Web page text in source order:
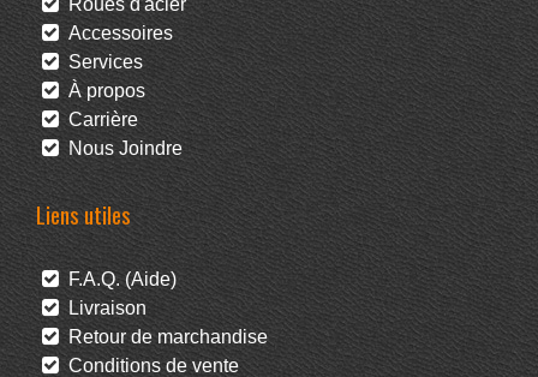
Roues d'acier
Accessoires
Services
À propos
Carrière
Nous Joindre
Liens utiles
F.A.Q. (Aide)
Livraison
Retour de marchandise
Conditions de vente